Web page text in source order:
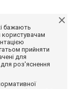
бажають
прийняти
для
роз'яснення